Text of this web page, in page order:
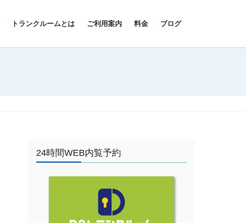
トランクルームとは ご利用案内 料金 ブログ
24時間WEB内覧予約